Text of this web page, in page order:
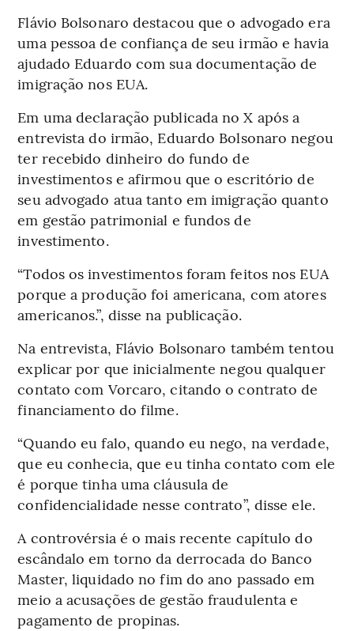
Flávio Bolsonaro destacou que o advogado era
uma pessoa de confiança de seu irmão e havia
ajudado Eduardo com sua documentação de
imigração nos EUA.
Em uma declaração publicada no X após a
entrevista do irmão, Eduardo Bolsonaro negou
ter recebido dinheiro do fundo de
investimentos e afirmou que o escritório de
seu advogado atua tanto em imigração quanto
em gestão patrimonial e fundos de
investimento.
“Todos os investimentos foram feitos nos EUA
porque a produção foi americana, com atores
americanos.”, disse na publicação.
Na entrevista, Flávio Bolsonaro também tentou
explicar por que inicialmente negou qualquer
contato com Vorcaro, citando o contrato de
financiamento do filme.
“Quando eu falo, quando eu nego, na verdade,
que eu conhecia, que eu tinha contato com ele
é porque tinha uma cláusula de
confidencialidade nesse contrato”, disse ele.
A controvérsia é o mais recente capítulo do
escândalo em torno da derrocada do Banco
Master, liquidado no fim do ano passado em
meio a acusações de gestão fraudulenta e
pagamento de propinas.